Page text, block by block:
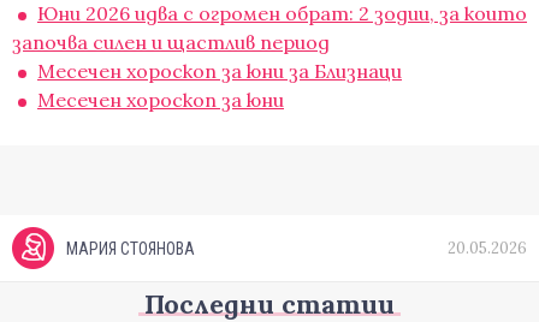
Юни 2026 идва с огромен обрат: 2 зодии, за които
започва силен и щастлив период
Месечен хороскоп за юни за Близнаци
Месечен хороскоп за юни
МАРИЯ СТОЯНОВА 20.05.2026
Последни статии